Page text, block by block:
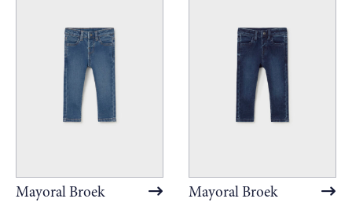
Mayoral Broek Mayoral Broek